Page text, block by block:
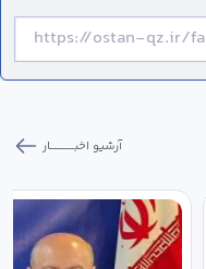
آرشیو اخبـــــــــــار